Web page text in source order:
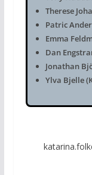
Therese
Patric
Emma
Dan
Jonathan
Ylva Bjelle